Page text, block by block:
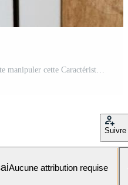
Suivre
Aucune attribution requise